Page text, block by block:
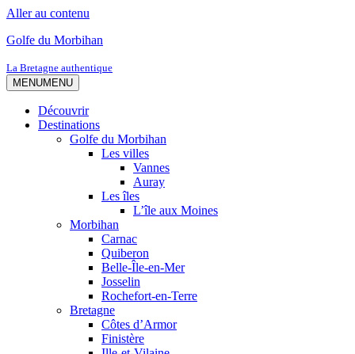
Aller au contenu
Golfe du Morbihan
La Bretagne authentique
MENUMENU
Découvrir
Destinations
Golfe du Morbihan
Les villes
Vannes
Auray
Les îles
L’île aux Moines
Morbihan
Carnac
Quiberon
Belle-Île-en-Mer
Josselin
Rochefort-en-Terre
Bretagne
Côtes d’Armor
Finistère